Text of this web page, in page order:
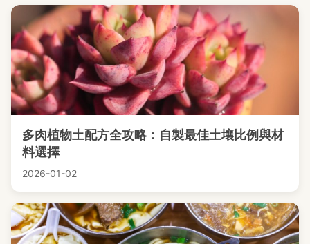
多肉植物土配方全攻略：自製最佳土壤比例與材
料選擇
2026-01-02